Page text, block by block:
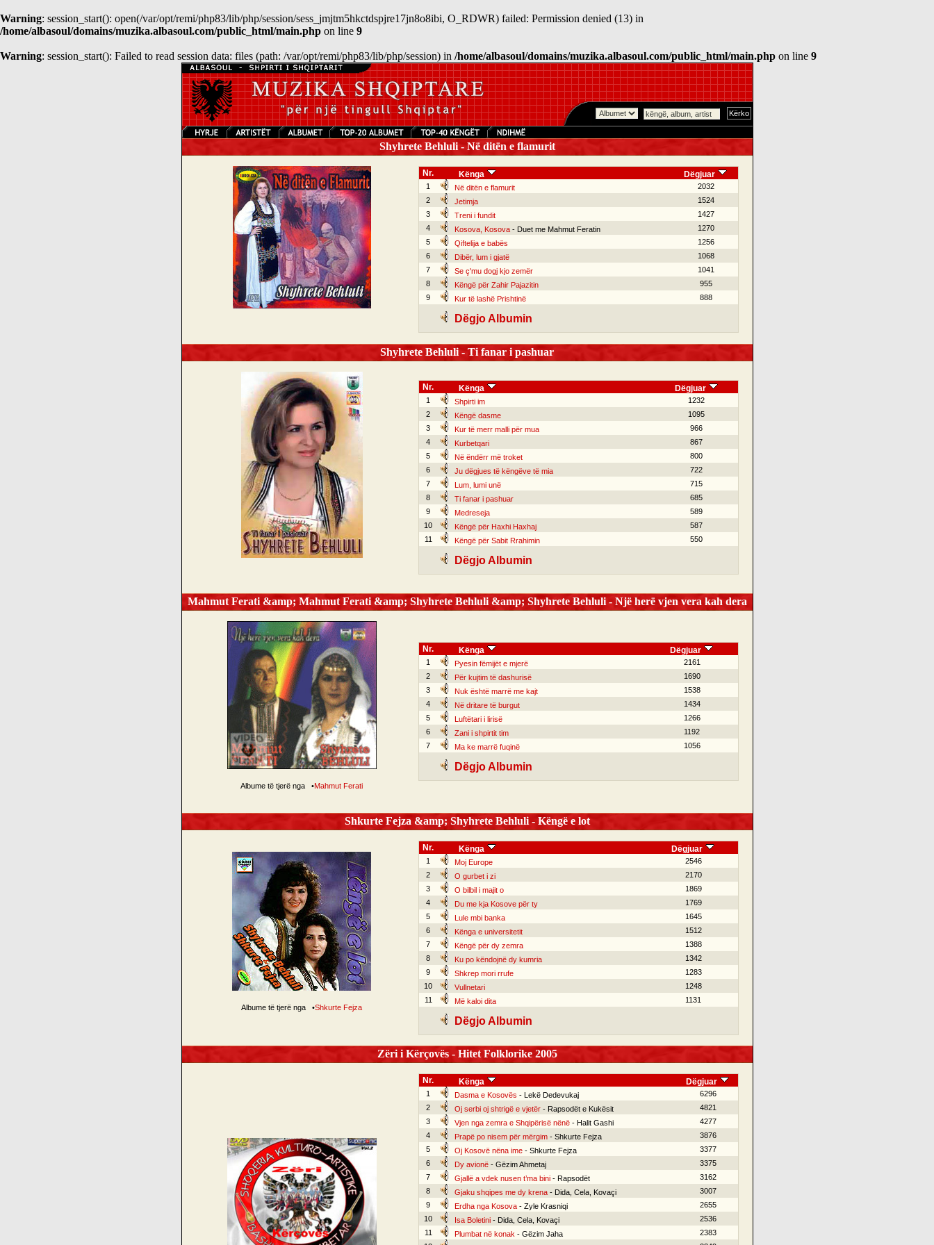
Warning: session_start(): open(/var/opt/remi/php83/lib/php/session/sess_jmjtm5hkctdspjre17jn8o8ibi, O_RDWR) failed: Permission denied (13) in
/home/albasoul/domains/muzika.albasoul.com/public_html/main.php on line 9
Warning: session_start(): Failed to read session data: files (path: /var/opt/remi/php83/lib/php/session) in /home/albasoul/domains/muzika.albasoul.com/public_html/main.php on line 9
Shyhrete Behluli - Në ditën e flamurit
Nr. Kënga Dëgjuar
1 Në ditën e flamurit
2032
2
Jetimja
1524
3
Treni i fundit
1427
4
Kosova, Kosova- Duet me Mahmut Feratin
1270
5
Qiftelija e babës
1256
6
Dibër, lum i gjatë
1068
7
Se ç'mu dogj kjo zemër
1041
8
Këngë për Zahir Pajazitin
955
9
Kur të lashë Prishtinë 888
Dëgjo Albumin
Shyhrete Behluli - Ti fanar i pashuar
Nr. Kënga Dëgjuar
1 Shpirti im
1232
2
Këngë dasme
1095
3
Kur të merr malli për mua
966
4
Kurbetqari
867
5
Në ëndërr më troket
800
6
Ju dëgjues të këngëve të mia
722
7
Lum, lumi unë
715
8
Ti fanar i pashuar
685
9
Medreseja
589
10
Këngë për Haxhi Haxhaj
587
11
Këngë për Sabit Rrahimin 550
Dëgjo Albumin
Mahmut Ferati &amp; Mahmut Ferati &amp; Shyhrete Behluli &amp; Shyhrete Behluli - Një herë vjen vera kah dera
Albume të tjerë nga •Mahmut Ferati
Nr. Kënga Dëgjuar
1 Pyesin fëmijët e mjerë
2161
2
Për kujtim të dashurisë
1690
3
Nuk është marrë me kajt
1538
4
Në dritare të burgut
1434
5
Luftëtari i lirisë
1266
6
Zani i shpirtit tim
1192
7
Ma ke marrë fuqinë 1056
Dëgjo Albumin
Shkurte Fejza &amp; Shyhrete Behluli - Këngë e lot
Albume të tjerë nga •Shkurte Fejza
Nr. Kënga Dëgjuar
1 Moj Europe
2546
2
O gurbet i zi
2170
3
O bilbil i majit o
1869
4
Du me kja Kosove për ty
1769
5
Lule mbi banka
1645
6
Kënga e universitetit
1512
7
Këngë për dy zemra
1388
8
Ku po këndojnë dy kumria
1342
9
Shkrep mori rrufe
1283
10
Vullnetari
1248
11
Më kaloi dita 1131
Dëgjo Albumin
Zëri i Kërçovës - Hitet Folklorike 2005
Nr. Kënga Dëgjuar
1 Dasma e Kosovës - Lekë Dedevukaj
6296
2
Oj serbi oj shtrigë e vjetër- Rapsodët e Kukësit
4821
3
Vjen nga zemra e Shqipërisë nënë- Halit Gashi
4277
4
Prapë po nisem për mërgim- Shkurte Fejza
3876
5
Oj Kosovë nëna ime- Shkurte Fejza
3377
6
Dy avionë- Gëzim Ahmetaj
3375
7
Gjallë a vdek nusen t’ma bini- Rapsodët
3162
8
Gjaku shqipes me dy krena- Dida, Cela, Kovaçi
3007
9
Erdha nga Kosova- Zyle Krasniqi
2655
10
Isa Boletini- Dida, Cela, Kovaçi
2536
11
Plumbat në konak - Gëzim Jaha
2383